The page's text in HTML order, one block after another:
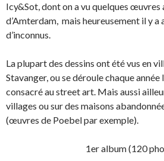
Icy&Sot, dont on a vu quelques œuvres
d’Amterdam, mais heureusement il y a
d’inconnus.
La plupart des dessins ont été vus en
Stavanger, ou se déroule chaque année
consacré au street art. Mais aussi
villages ou sur des maisons
(œuvres de Poebel par exemple).
1er album (120